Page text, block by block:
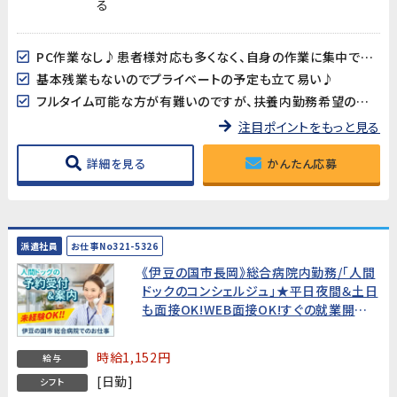
る
PC作業なし♪患者様対応も多くなく、自身の作業に集中できます!未経験者歓迎!
基本残業もないのでプライベートの予定も立て易い♪
フルタイム可能な方が有難いのですが、扶養内勤務希望の方もご相談ください(^^)/
注目ポイントをもっと見る
詳細を見る かんたん応募
派遣社員 お仕事No321-5326
《伊豆の国市長岡》総合病院内勤務/「人間
ドックのコンシェルジュ」★平日夜間＆土日
も面接OK!WEB面接OK!すぐの就業開始で
給与 時給1,152円
シフト
[日勤]